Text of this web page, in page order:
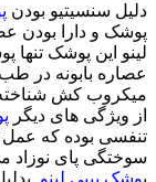
دلیل سنسیتیو بودن
پوشک و دارا بودن
لینو این پوشک
عصاره بابونه در
میکروب کش
از ویژگی های دیگر
تنفسی بوده که عمل
سوختگی پای نوزاد
پوشک بیبی لینو